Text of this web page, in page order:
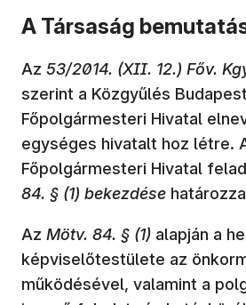
A Társaság
Az 53/2014. (XII. 12.) Főv.
szerint a Közgyűlés
Főpolgármesteri Hivatal
egységes hivatalt hoz létre.
Főpolgármesteri Hivatal
84. § (1) bekezdése
Az Mötv. 84. § (1) alapján a
képviselőtestülete az
működésével, valamint a